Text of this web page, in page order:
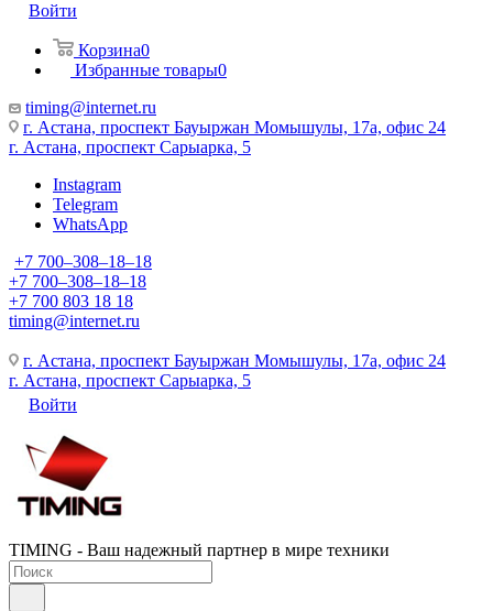
Войти
Корзина0
Избранные товары0
timing@internet.ru
г. Астана, проспект Бауыржан Момышулы, 17а, офис 24
г. Астана, проспект Сарыарка, 5
Instagram
Telegram
WhatsApp
+7 700‒308‒18‒18
+7 700‒308‒18‒18
+7 700 803 18 18
timing@internet.ru
г. Астана, проспект Бауыржан Момышулы, 17а, офис 24
г. Астана, проспект Сарыарка, 5
Войти
TIMING - Ваш надежный партнер в мире техники